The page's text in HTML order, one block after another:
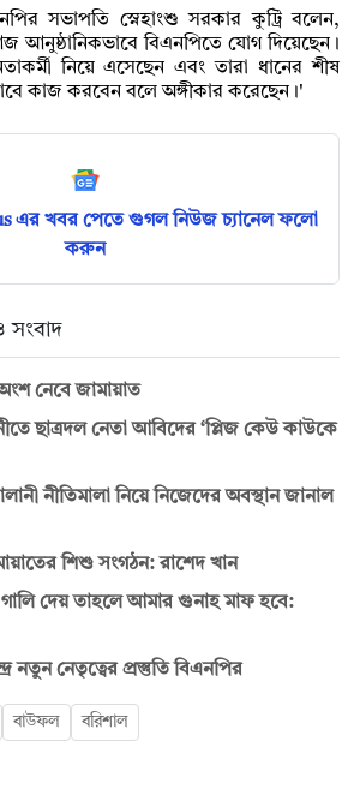
সভাপতি স্নেহাংশু সরকার কুট্রি বলেন,
আনুষ্ঠানিকভাবে বিএনপিতে যোগ দিয়েছেন।
নিয়ে এসেছেন এবং তারা ধানের শীষ
কাজ করবেন বলে অঙ্গীকার করেছেন।'
এর খবর পেতে গুগল নিউজ চ্যানেল ফলো
করুন
অংশ নেবে জামায়াত
ছাত্রদল নেতা আবিদের ‘প্লিজ কেউ কাউকে
নীতিমালা নিয়ে নিজেদের অবস্থান জানাল
শিশু সংগঠন: রাশেদ খান
দেয় তাহলে আমার গুনাহ মাফ হবে:
নতুন নেতৃত্বের প্রস্তুতি বিএনপির
বাউফল বরিশাল